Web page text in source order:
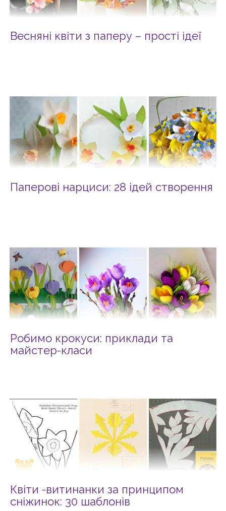
Весняні квіти з паперу – прості ідеї
Паперові нарциси: 28 ідей створення
Робимо крокуси: приклади та
майстер-класи
Квіти -витинанки за принципом
сніжинок: 30 шаблонів